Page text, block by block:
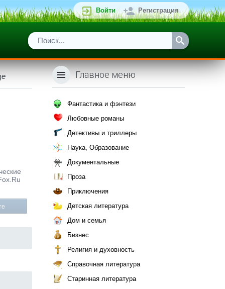
Войти Регистрация
Главное меню
Фантастика и фэнтези
Любовные романы
Детективы и триллеры
Наука, Образование
Документальные
Проза
Приключения
Детская литература
Дом и семья
Бизнес
Религия и духовность
Справочная литература
Старинная литература